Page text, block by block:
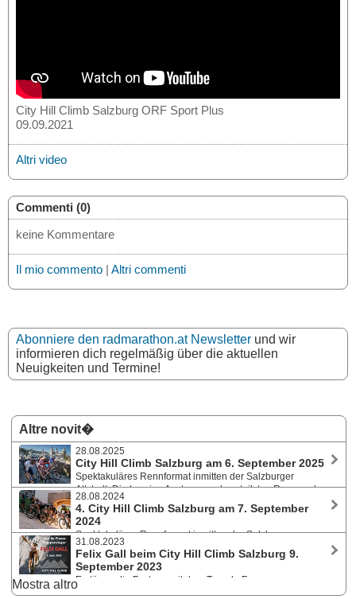
Altre novit�
28.08.2025
City Hill Climb Salzburg am 6. September 2025
Spektakuläres Rennformat inmitten der Salzburger
Altstadt: Die heurige Austragung des steilsten Rennen des
Jahres wartet wieder und führt über 900 Meter/120 Höhenmeter mit bis
zu 33 Steigungsprozent vom Kapitelplatz hinauf zur Festung
Hohensalzburg.
28.08.2024
4. City Hill Climb Salzburg am 7. September
2024
Spektakuläres Rennformat inmitten der Salzburger
Altstadt: Die vierte Austragung des steilsten Rennen des Jahres wartet
wieder und führt über 900 Meter/120 Höhenmeter mit bis zu 33
Steigungsprozent vom Kapitelplatz hinauf zur Festung Hohensalzburg.
31.08.2023
Felix Gall beim City Hill Climb Salzburg 9.
September 2023
Erstürme die Festung mit dem Tour de France -
Etappensieger! Die dritte Austragung des steilsten Rennen des Jahres
Mostra altro
City Hill Climb Salzburg ORF Sport Plus
09.09.2021
Altri video
Commenti (0)
keine Kommentare
Il mio commento | Altri commenti
Abonniere den radmarathon.at Newsletter und wir
informieren dich regelmäßig über die aktuellen
Neuigkeiten und Termine!